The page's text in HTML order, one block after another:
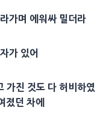
가며 에워싸 밀더라
가 있어
가진 것도 다 허비하였
졌던 차에